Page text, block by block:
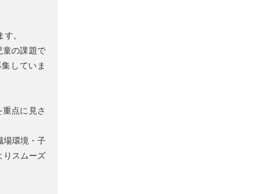
。
童の課題で
していま
点に見さ
場環境・子
りスムーズ